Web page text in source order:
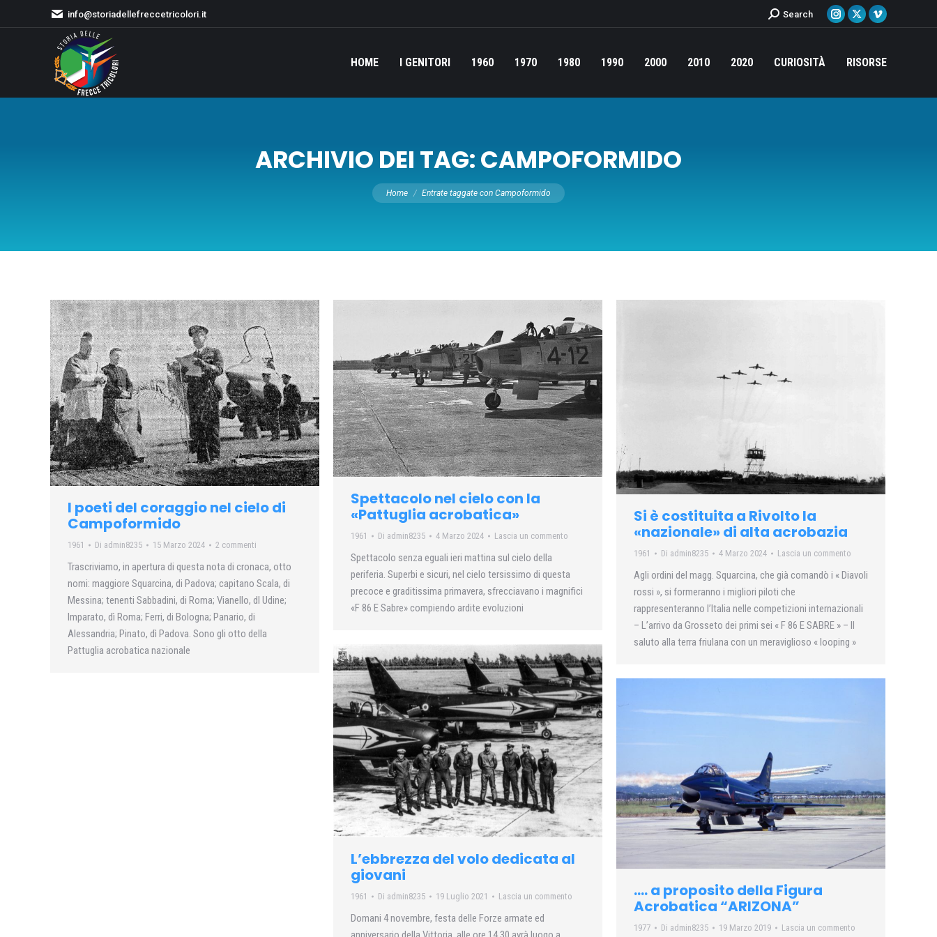
info@storiadellefreccetricolori.it Cerca:Search
Instagram
opens
new
X
opens
new
Vimeo
opens
new
HOME I GENITORI 1960 1970 1980 1990 2000 2010 2020 CURIOSITÀ RISORSE
ARCHIVIO DEI TAG:CAMPOFORMIDO
Tu sei qui:
Home Entrate taggate con Campoformido
I poeti del coraggio nel cielo di
Campoformido
1961 Di admin8235 15 Marzo 2024 2 commenti
Trascriviamo, in apertura di questa nota di cronaca, otto
nomi: maggiore Squarcina, di Padova; capitano Scala, di
Messina; tenenti Sabbadini, di Roma; Vianello, dl Udine;
Imparato, dì Roma; Ferri, di Bologna; Panario, di
Alessandria; Pinato, dì Padova. Sono gli otto della
Pattuglia acrobatica nazionale
Spettacolo nel cielo con la
«Pattuglia acrobatica»
1961 Di admin8235 4 Marzo 2024 Lascia un commento
Spettacolo senza eguali ieri mattina sul cielo della
periferia. Superbi e sicuri, nel cielo tersissimo di questa
precoce e graditissima primavera, sfrecciavano i magnifici
«F 86 E Sabre» compiendo ardite evoluzioni
Si è costituita a Rivolto la
«nazionale» di alta acrobazia
1961 Di admin8235 4 Marzo 2024 Lascia un commento
Agli ordini del magg. Squarcina, che già comandò i « Diavoli
rossi », si formeranno i migliori piloti che
rappresenteranno l’Italia nelle competizioni internazionali
– L’arrivo da Grosseto dei primi sei « F 86 E SABRE » – Il
saluto alla terra friulana con un meraviglioso « looping »
L’ebbrezza del volo dedicata al
giovani
1961 Di admin8235 19 Luglio 2021 Lascia un commento
Domani 4 novembre, festa delle Forze armate ed
…. a proposito della Figura
Acrobatica “ARIZONA”
1977 Di admin8235 19 Marzo 2019 Lascia un commento